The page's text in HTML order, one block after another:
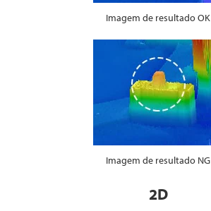
Imagem de resultado OK
Imagem de resultado NG
2D